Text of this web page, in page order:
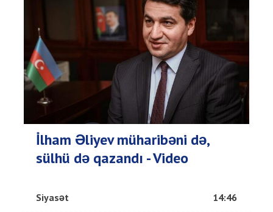
İlham Əliyev müharibəni də,
sülhü də qazandı - Video
Siyasət 14:46